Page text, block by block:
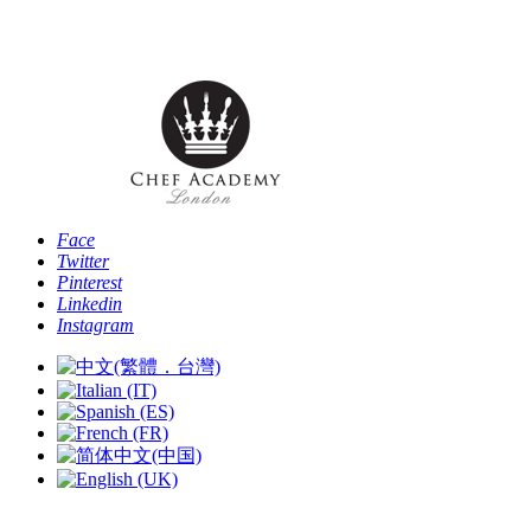
Face
Twitter
Pinterest
Linkedin
Instagram